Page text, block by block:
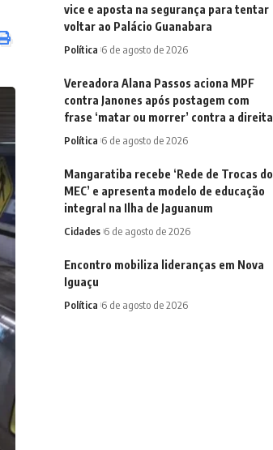
vice e aposta na segurança para tentar
voltar ao Palácio Guanabara
Política 6 de agosto de 2026
Vereadora Alana Passos aciona MPF
contra Janones após postagem com
frase ‘matar ou morrer’ contra a direita
Política 6 de agosto de 2026
Mangaratiba recebe ‘Rede de Trocas do
MEC’ e apresenta modelo de educação
integral na Ilha de Jaguanum
Cidades 6 de agosto de 2026
Encontro mobiliza lideranças em Nova
Iguaçu
Política 6 de agosto de 2026